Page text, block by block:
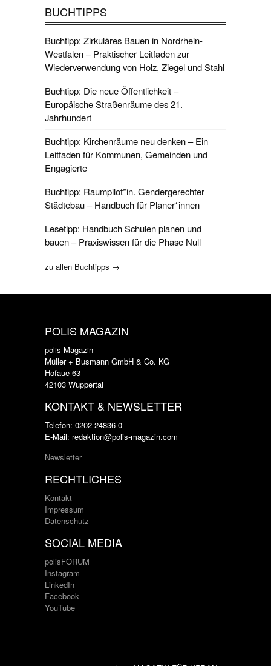
BUCHTIPPS
Buchtipp: Zirkuläres Bauen in Nordrhein-
Westfalen – Praktischer Leitfaden zur
Wiederverwendung von Holz, Ziegel und Stahl
Buchtipp: Die neue Öffentlichkeit –
Europäische Straßenräume des 21.
Jahrhundert
Buchtipp: Kirchenräume neu denken – Ein
Leitfaden für Kommunen, Gemeinden und
Engagierte
Buchtipp: Raumpilot*in. Gendergerechter
Städtebau – Handbuch für Planer*innen
Lesetipp: Handbuch Schulen planen und
bauen – Praxiswissen für die Phase Null
zu allen Buchtipps →
POLIS MAGAZIN
polis Magazin
Müller + Busmann GmbH & Co. KG
Hofaue 63
42103 Wuppertal
KONTAKT & NEWSLETTER
Telefon: 0202 24836-0
E-Mail: redaktion@polis-magazin.com
Newsletter
RECHTLICHES
Kontakt
Impressum
Datenschutz
SOCIAL MEDIA
polisFORUM
Instagram
LinkedIn
Facebook
YouTube